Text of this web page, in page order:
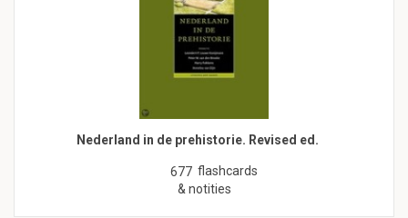
Nederland in de prehistorie. Revised ed.
677 flashcards
& notities